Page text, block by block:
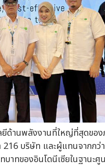
ด้านพลังงานที่ใหญ่ที่สุดของ
บริษัท และผู้แทนจากกว่า
าทของอินโดนีเซียในฐานะ